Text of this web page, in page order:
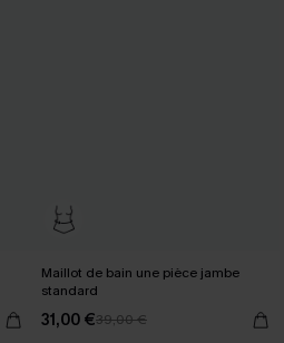
Maillot de bain une pièce jambe
standard
31,00 €39,00 €